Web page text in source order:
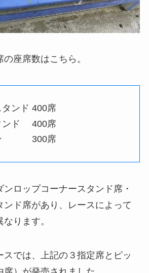
座席数はこちら。
タンド 400席
ンド 400席
ン 300席
ンロップコーナースタンド席・
ンド席があり、レースによって
ります。
スでは、上記の３指定席とピッ